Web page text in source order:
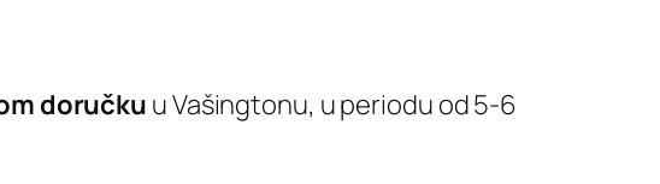
doručku u Vašingtonu, u periodu od 5-6